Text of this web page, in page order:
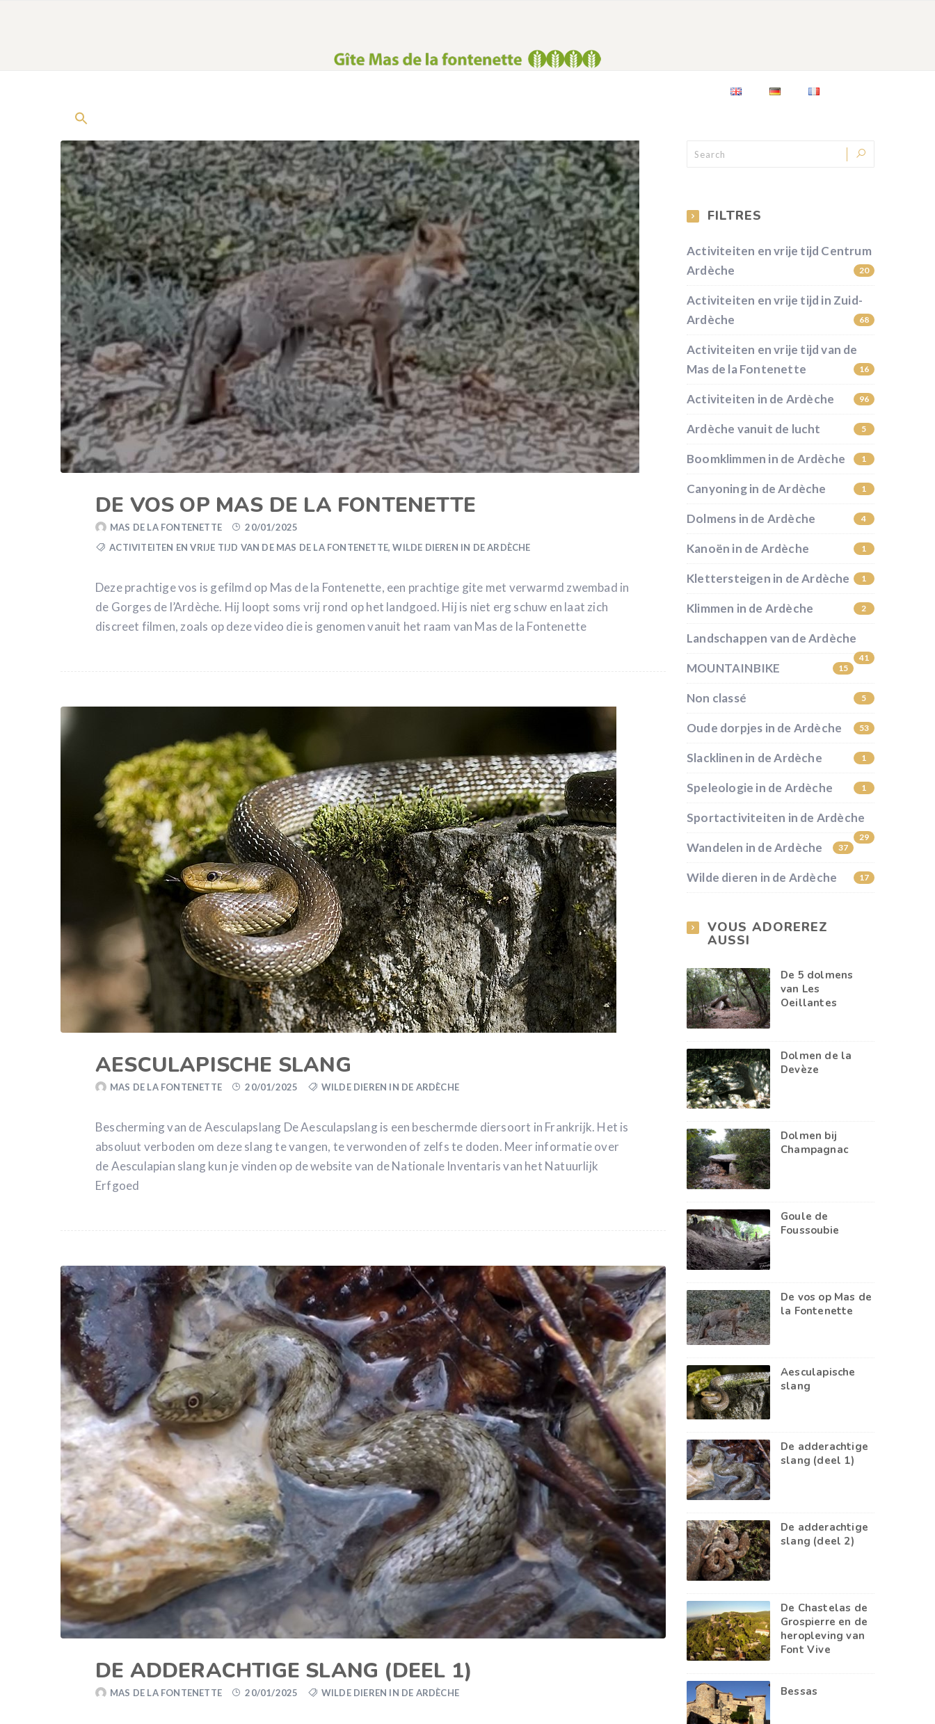
DE VOS OP MAS DE LA FONTENETTE
MAS DE LA FONTENETTE
20/01/2025
ACTIVITEITEN EN VRIJE TIJD VAN DE MAS DE LA FONTENETTE,WILDE DIEREN IN DE ARDÈCHE
Deze prachtige vos is gefilmd op Mas de la Fontenette, een prachtige gite met verwarmd zwembad in
de Gorges de l’Ardèche. Hij loopt soms vrij rond op het landgoed. Hij is niet erg schuw en laat zich
discreet filmen, zoals op deze video die is genomen vanuit het raam van Mas de la Fontenette
AESCULAPISCHE SLANG
MAS DE LA FONTENETTE 20/01/2025 WILDE DIEREN IN DE ARDÈCHE
Bescherming van de Aesculapslang De Aesculapslang is een beschermde diersoort in Frankrijk. Het is
absoluut verboden om deze slang te vangen, te verwonden of zelfs te doden. Meer informatie over
de Aesculapian slang kun je vinden op de website van de Nationale Inventaris van het Natuurlijk
Erfgoed
DE ADDERACHTIGE SLANG (DEEL 1)
MAS DE LA FONTENETTE 20/01/2025 WILDE DIEREN IN DE ARDÈCHE
FILTRES
Activiteiten en vrije tijd Centrum
Ardèche
20
Activiteiten en vrije tijd in Zuid-
Ardèche
68
Activiteiten en vrije tijd van de
Mas de la Fontenette
16
Activiteiten in de Ardèche 96
Ardèche vanuit de lucht 5
Boomklimmen in de Ardèche 1
Canyoning in de Ardèche 1
Dolmens in de Ardèche 4
Kanoën in de Ardèche 1
Klettersteigen in de Ardèche 1
Klimmen in de Ardèche 2
Landschappen van de Ardèche
41
MOUNTAINBIKE 15
Non classé 5
Oude dorpjes in de Ardèche 53
Slacklinen in de Ardèche 1
Speleologie in de Ardèche 1
Sportactiviteiten in de Ardèche
29
Wandelen in de Ardèche 37
Wilde dieren in de Ardèche 17
VOUS ADOREREZ
AUSSI
De 5 dolmens
van Les
Oeillantes
Dolmen de la
Devèze
Dolmen bij
Champagnac
Goule de
Foussoubie
De vos op Mas de
la Fontenette
Aesculapische
slang
De adderachtige
slang (deel 1)
De adderachtige
slang (deel 2)
De Chastelas de
Grospierre en de
heropleving van
Font Vive
Bessas